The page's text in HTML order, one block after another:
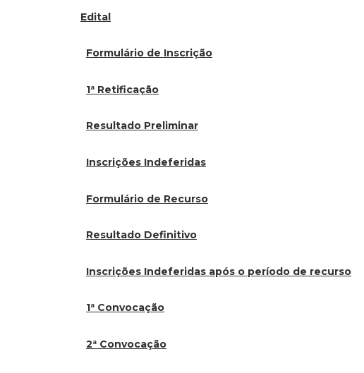
Edital
Formulário de Inscrição
1ª Retificação
Resultado Preliminar
Inscrições Indeferidas
Formulário de Recurso
Resultado Definitivo
Inscrições Indeferidas após o período de recurso
1ª Convocação
2ª Convocação